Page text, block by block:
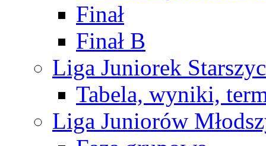
Finał
Finał B
Liga Juniorek
Tabela, wyniki,
Liga Juniorów